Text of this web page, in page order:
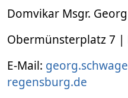
Domvikar Msgr.
Obermünsterplatz 7 |
E-Mail:
regensburg.de